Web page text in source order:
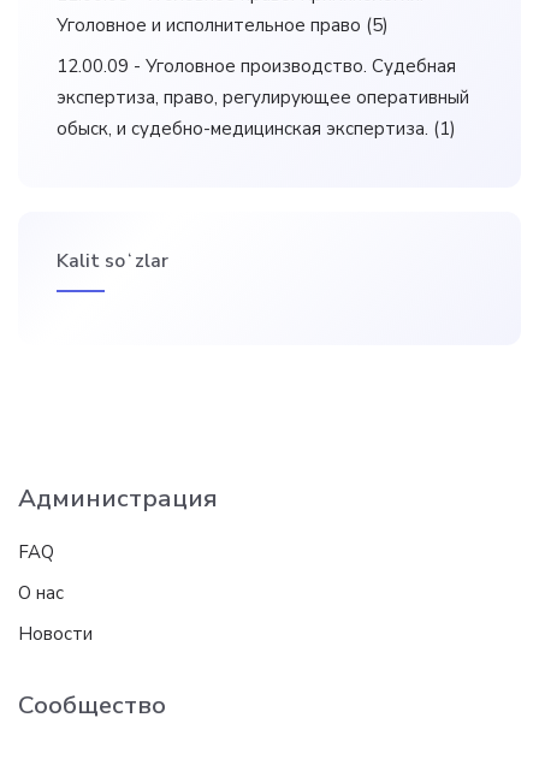
Уголовное и исполнительное право (5)
12.00.09 - Уголовное производство. Судебная
экспертиза, право, регулирующее оперативный
обыск, и судебно-медицинская экспертиза. (1)
Kalit soʻzlar
Администрация
FAQ
О нас
Новости
Сообщество